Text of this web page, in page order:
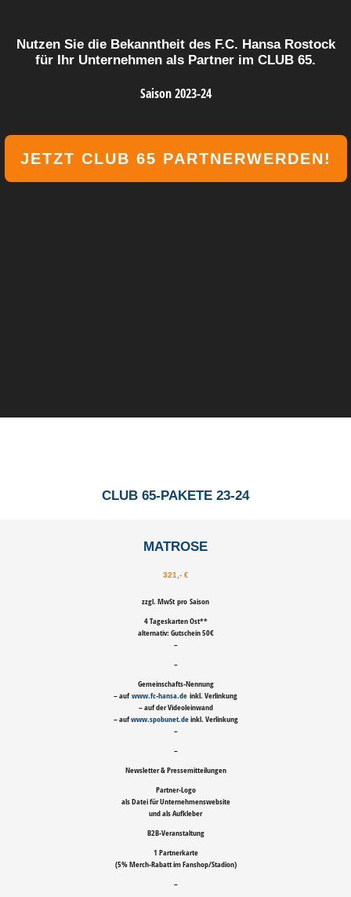
Nutzen Sie die Bekanntheit des F.C. Hansa Rostock
für Ihr Unternehmen als Partner im CLUB 65.
Saison 2023-24
JETZT CLUB 65 PARTNERWERDEN!
CLUB 65-PAKETE 23-24
MATROSE
321,- €
zzgl. MwSt pro Saison
4 Tageskarten Ost**
alternativ: Gutschein 50€
–
–
Gemeinschafts-Nennung
– aufwww.fc-hansa.de inkl. Verlinkung
– auf der Videoleinwand
– aufwww.spobunet.deinkl. Verlinkung
–
–
Newsletter & Pressemitteilungen
Partner-Logo
als Datei für Unternehmenswebsite
und als Aufkleber
B2B-Veranstaltung
1 Partnerkarte
(5% Merch-Rabatt im Fanshop/Stadion)
–